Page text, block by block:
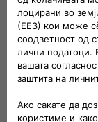
Избери
Разгледај ја
на твоите